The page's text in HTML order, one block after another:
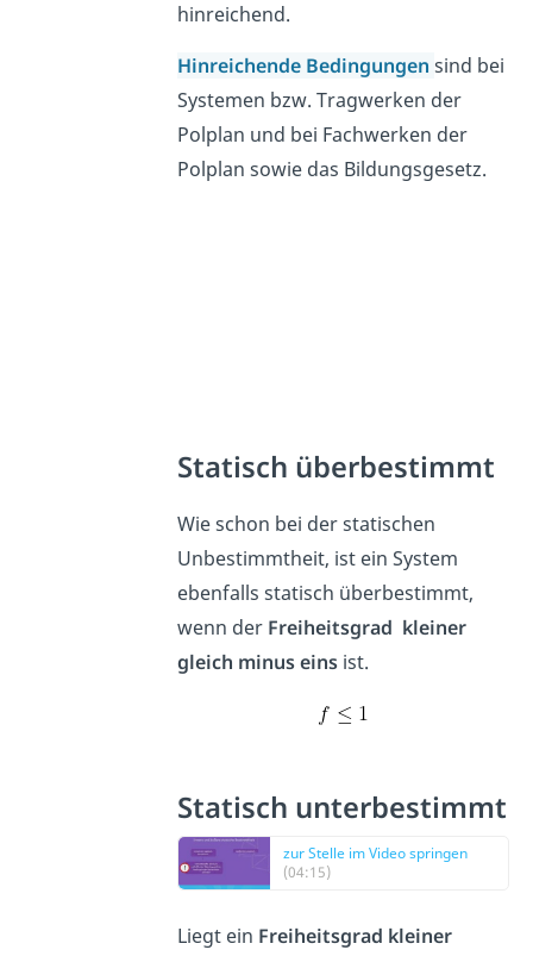
hinreichend.
Hinreichende Bedingungen sind bei
Systemen bzw. Tragwerken der
Polplan und bei Fachwerken der
Polplan sowie das Bildungsgesetz.
Statisch überbestimmt
Wie schon bei der statischen
Unbestimmtheit, ist ein System
ebenfalls statisch überbestimmt,
wenn der Freiheitsgrad kleiner
gleich minuseinsist.
Statisch unterbestimmt
zur Stelle im Video springen
(04:15)
Liegt ein Freiheitsgrad kleiner